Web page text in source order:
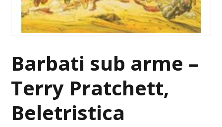
Barbati sub arme –
Terry Pratchett,
Beletristica